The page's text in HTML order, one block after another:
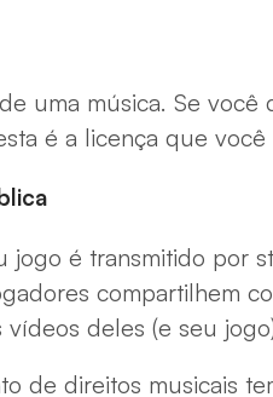
uma música. Se você
é a licença que você
jogo é transmitido por
compartilhem
deles (e seu
de direitos musicais